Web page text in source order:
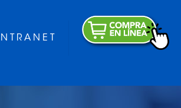
INTRANET